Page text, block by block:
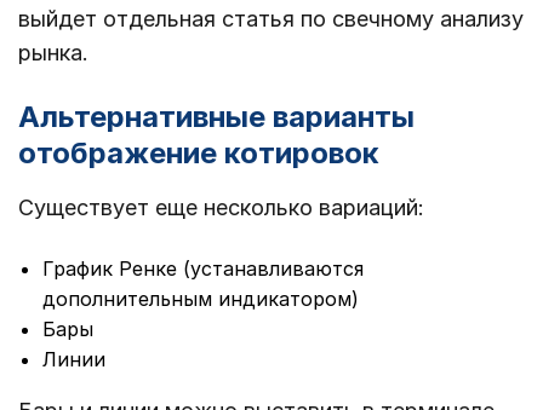
выйдет отдельная статья по свечному анализу
рынка.
Альтернативные варианты
отображение котировок
Существует еще несколько вариаций:
График Ренке (устанавливаются
дополнительным индикатором)
Бары
Линии